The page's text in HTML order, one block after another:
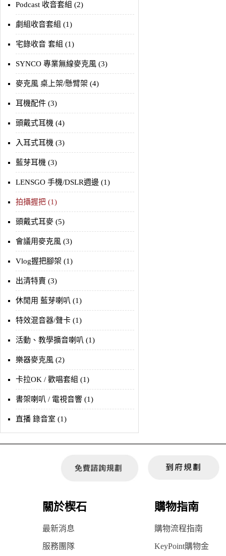
Podcast 收音套組 (2)
劇組收音套組 (1)
宅錄收音 套組 (1)
SYNCO 專業無線麥克風 (3)
麥克風 桌上架/懸臂架 (4)
耳機配件 (3)
頭戴式耳機 (4)
入耳式耳機 (3)
藍芽耳機 (3)
LENSGO 手機/DSLR週邊 (1)
拍攝握把 (1)
頭戴式耳麥 (5)
會議用麥克風 (3)
Vlog握把腳架 (1)
出清特賣 (3)
休閒用 藍芽喇叭 (1)
特效混音器/聲卡 (1)
活動、教學擴音喇叭 (1)
樂器麥克風 (2)
卡拉OK / 歡唱套組 (1)
書架喇叭 / 電視音響 (1)
直播 錄音室 (1)
關於楔石 購物指南
最新消息 購物流程指南
服務團隊 KeyPoint購物金